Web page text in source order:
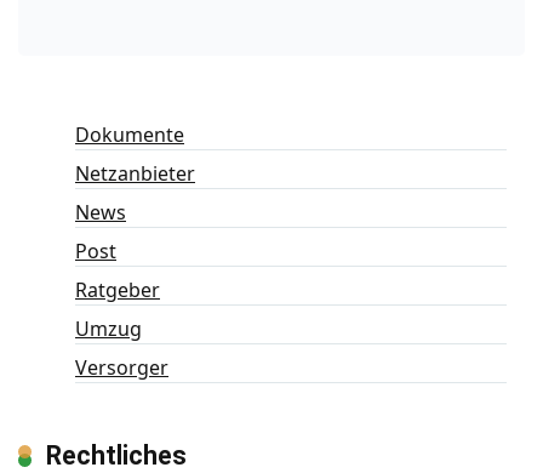
Dokumente
Netzanbieter
News
Post
Ratgeber
Umzug
Versorger
Rechtliches